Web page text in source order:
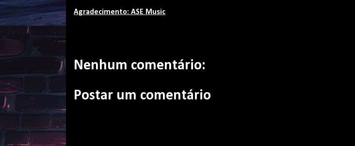
Agradecimento: ASE Music
Nenhum comentário:
Postar um comentário